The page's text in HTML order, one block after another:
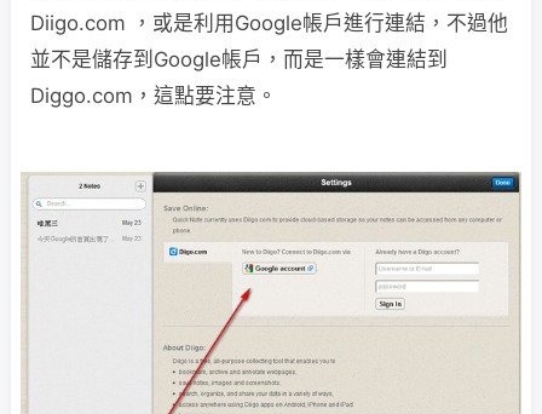
Diigo.com ，或是利用Google帳戶進行連結，不過他
並不是儲存到Google帳戶，而是一樣會連結到
Diggo.com，這點要注意。